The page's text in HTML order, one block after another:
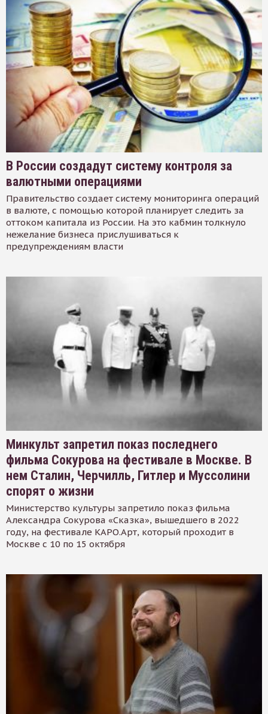
В России создадут систему контроля за
валютными операциями
Правительство создает систему мониторинга операций
в валюте, с помощью которой планирует следить за
оттоком капитала из России. На это кабмин толкнуло
нежелание бизнеса прислушиваться к
предупреждениям власти
Минкульт запретил показ последнего
фильма Сокурова на фестивале в Москве. В
нем Сталин, Черчилль, Гитлер и Муссолини
спорят о жизни
Министерство культуры запретило показ фильма
Александра Сокурова «Сказка», вышедшего в 2022
году, на фестивале КАРО.Арт, который проходит в
Москве с 10 по 15 октября